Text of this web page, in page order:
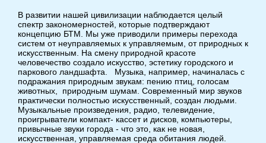
В развитии нашей цивилизации наблюдается целый
спектр закономерностей, которые подтверждают
концепцию БТМ. Мы уже приводили примеры перехода
систем от неуправляемых к управляемым, от природных к
искусственным. На смену природной красоте
человечество создало искусство, эстетику городского и
паркового ландшафта. Музыка, например, начиналась с
подражания природным звукам: пению птиц, голосам
животных, природным шумам. Современный мир звуков
практически полностью искусственный, создан людьми.
Музыкальные произведения, радио, телевидение,
проигрыватели компакт- кассет и дисков, компьютеры,
привычные звуки города - что это, как не новая,
искусственная, управляемая среда обитания людей.